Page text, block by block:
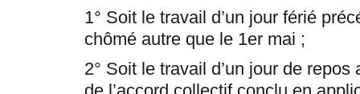
1° Soit le travail d’un jour férié
chômé autre que le 1er mai ;
2° Soit le travail d’un jour de repos